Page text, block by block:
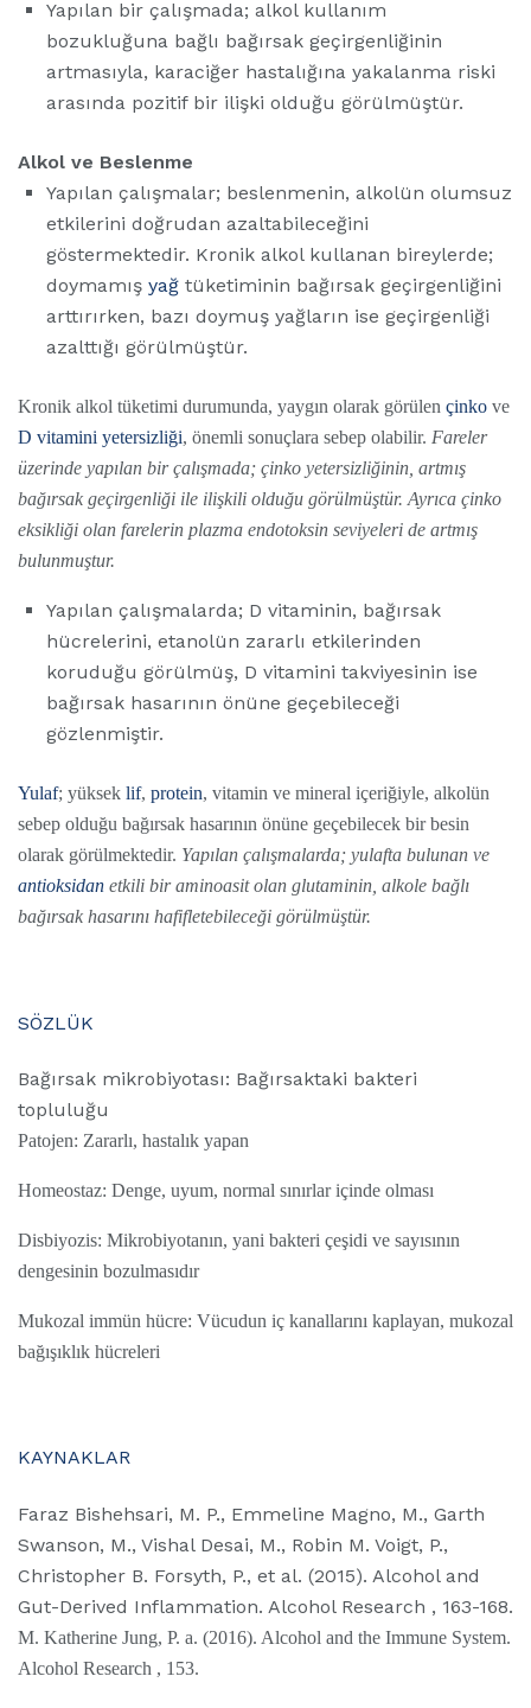
Yapılan bir çalışmada; alkol kullanım
bozukluğuna bağlı bağırsak geçirgenliğinin
artmasıyla, karaciğer hastalığına yakalanma riski
arasında pozitif bir ilişki olduğu görülmüştür.
Alkol ve Beslenme
Yapılan çalışmalar; beslenmenin, alkolün olumsuz
etkilerini doğrudan azaltabileceğini
göstermektedir. Kronik alkol kullanan bireylerde;
doymamış yağ tüketiminin bağırsak geçirgenliğini
arttırırken, bazı doymuş yağların ise geçirgenliği
azalttığı görülmüştür.
Kronik alkol tüketimi durumunda, yaygın olarak görülen çinko ve
D vitamini yetersizliği, önemli sonuçlara sebep olabilir. Fareler
üzerinde yapılan bir çalışmada; çinko yetersizliğinin, artmış
bağırsak geçirgenliği ile ilişkili olduğu görülmüştür. Ayrıca çinko
eksikliği olan farelerin plazma endotoksin seviyeleri de artmış
bulunmuştur.
Yapılan çalışmalarda; D vitaminin, bağırsak
hücrelerini, etanolün zararlı etkilerinden
koruduğu görülmüş, D vitamini takviyesinin ise
bağırsak hasarının önüne geçebileceği
gözlenmiştir.
Yulaf; yüksek lif, protein, vitamin ve mineral içeriğiyle, alkolün
sebep olduğu bağırsak hasarının önüne geçebilecek bir besin
olarak görülmektedir. Yapılan çalışmalarda; yulafta bulunan ve
antioksidan etkili bir aminoasit olan glutaminin, alkole bağlı
bağırsak hasarını hafifletebileceği görülmüştür.
SÖZLÜK
Bağırsak mikrobiyotası: Bağırsaktaki bakteri
topluluğu
Patojen: Zararlı, hastalık yapan
Homeostaz: Denge, uyum, normal sınırlar içinde olması
Disbiyozis: Mikrobiyotanın, yani bakteri çeşidi ve sayısının
dengesinin bozulmasıdır
Mukozal immün hücre: Vücudun iç kanallarını kaplayan, mukozal
bağışıklık hücreleri
KAYNAKLAR
Faraz Bishehsari, M. P., Emmeline Magno, M., Garth
Swanson, M., Vishal Desai, M., Robin M. Voigt, P.,
Christopher B. Forsyth, P., et al. (2015). Alcohol and
Gut-Derived Inflammation. Alcohol Research , 163-168.
M. Katherine Jung, P. a. (2016). Alcohol and the Immune System.
Alcohol Research , 153.